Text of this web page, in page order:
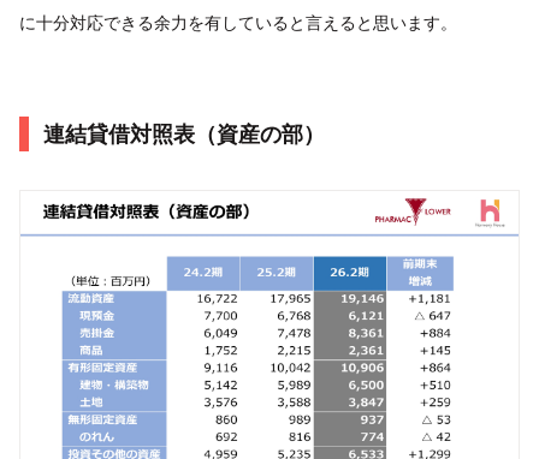
に十分対応できる余力を有していると言えると思います。
連結貸借対照表（資産の部）